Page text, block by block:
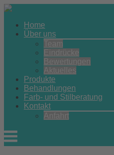
Skip
contentHome
Über uns
Produkte
Behandlungen
Farb- und Stilberatung
Kontakt
Menu